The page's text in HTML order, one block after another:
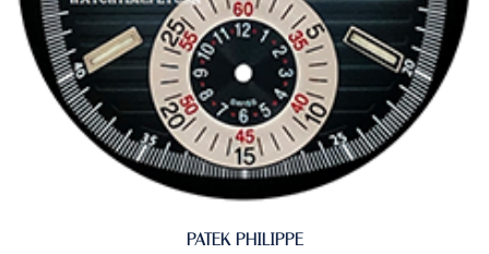
PATEK PHILIPPE